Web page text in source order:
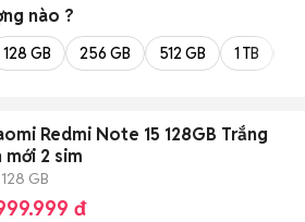
nào ?
128 GB 256 GB 512 GB 1 TB
Redmi Note 15 128GB Trắng
mới 2 sim
128 GB
đ